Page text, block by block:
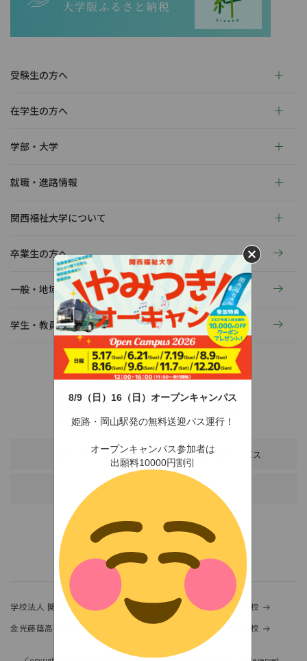
8/9（日）16（日）オープンキャンパス
姫路・岡山駅発の無料送迎バス運行！
オープンキャンパス参加者は
出願料10000円割引
受験生の方へ
在学生の方へ
学部・大学
就職・進路情報
関西福祉大学について
卒業生の方へ
一般・地域の方へ
学生・教員の活動
〒678-0255 兵庫県赤穂市新田380-3
TEL：0791-46-2525（代）FAX：0791-46-2526
アクセス スクールバス
学校法人 関西金光学園
金光大阪中学校・高等学校
金光藤蔭高等学校
金光八尾中学校・高等学校